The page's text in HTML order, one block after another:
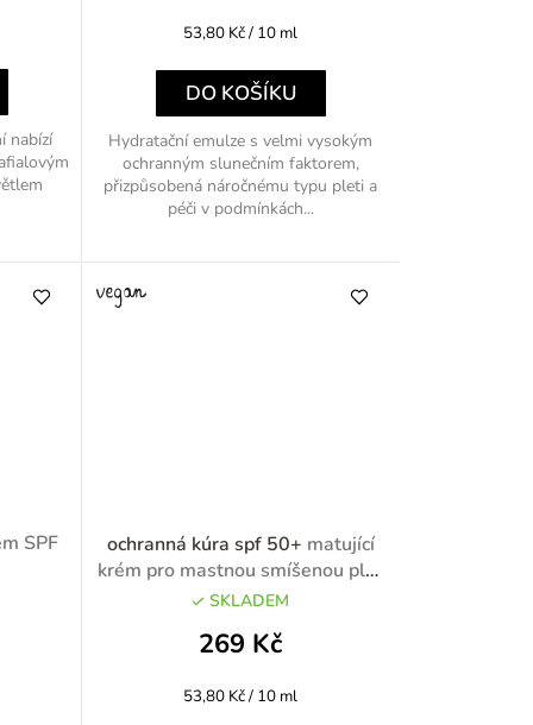
nabízí
Měrná
53,80 Kč / 10 ml
DO KOŠÍKU
Hydratační emulze s velmi vysokým
ochranným slunečním faktorem,
přizpůsobená náročnému typu pleti a
péči v podmínkách...
SPF
ochranná kúra spf 50+ matující
krém pro mastnou smíšenou pleť
SPF 50+ 50ml
SKLADEM
269 Kč
Měrná
53,80 Kč / 10 ml